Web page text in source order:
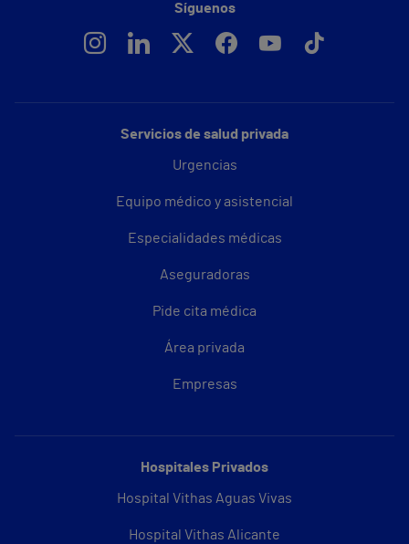
Servicios de salud privada
Urgencias
Equipo médico y asistencial
Especialidades médicas
Aseguradoras
Pide cita médica
Área privada
Empresas
Hospitales Privados
Hospital Vithas Aguas Vivas
Hospital Vithas Alicante
Síguenos